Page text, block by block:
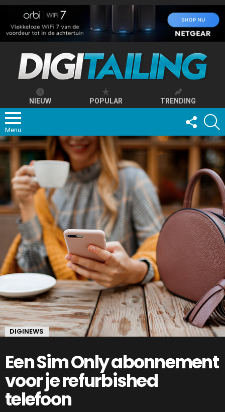
NIEUW POPULAR TRENDING
Menu
FOLLOW
US
DIGINEWS
Een Sim Only abonnement
voor je refurbished
telefoon